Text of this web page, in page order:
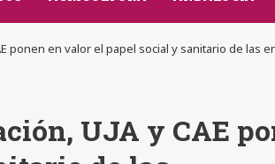
ponen en valor el papel social y sanitario de
UJA y CAE